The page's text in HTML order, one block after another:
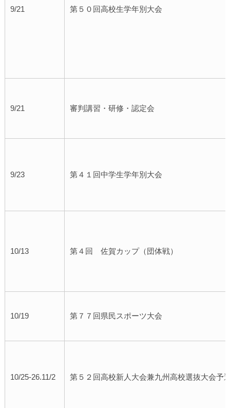
9/21 第５０回高校生学年別大会
9/21 審判講習・研修・認定会
9/23 第４１回中学生学年別大会
10/13 第４回 佐賀カップ（団体戦）
10/19 第７７回県民スポーツ大会
10/25-26.11/2 第５２回高校新人大会兼九州高校選抜大会予